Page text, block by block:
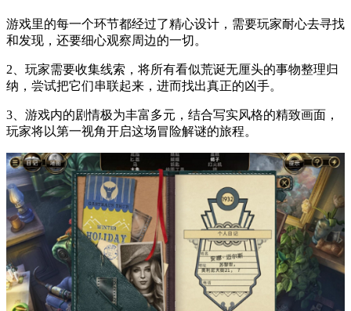
游戏里的每一个环节都经过了精心设计，需要玩家耐心去寻找
和发现，还要细心观察周边的一切。
2、玩家需要收集线索，将所有看似荒诞无厘头的事物整理归
纳，尝试把它们串联起来，进而找出真正的凶手。
3、游戏内的剧情极为丰富多元，结合写实风格的精致画面，
玩家将以第一视角开启这场冒险解谜的旅程。